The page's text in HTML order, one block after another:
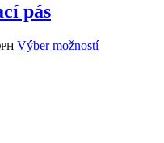
pás
Výber možností